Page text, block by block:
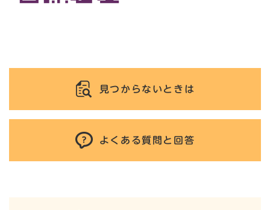
見つからないときは
よくある質問と回答